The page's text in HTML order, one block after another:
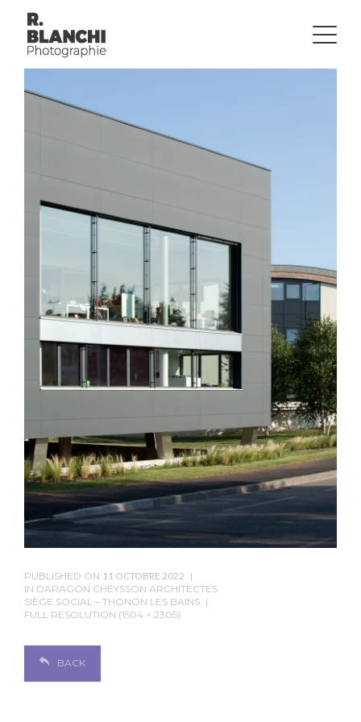
PUBLISHED ON 11 OCTOBRE 2022
IN DARAGON CHEYSSON ARCHITECTES
SIÈGE SOCIAL – THONON LES BAINS
FULL RESOLUTION (1504 × 2305)
BACK